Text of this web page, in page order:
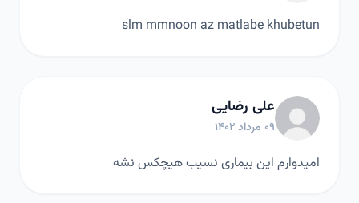
slm mmnoon az matlabe khubetun
علی رضایی
۰۹ مرداد ۱۴۰۲
امیدوارم این بیماری نسیب هیچکس نشه